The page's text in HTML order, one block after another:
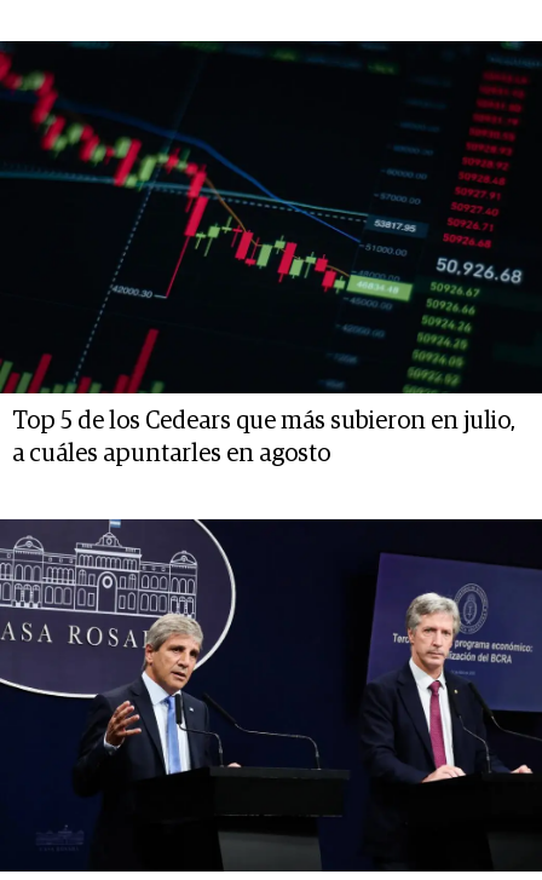
Top 5 de los Cedears que más subieron en julio,
a cuáles apuntarles en agosto